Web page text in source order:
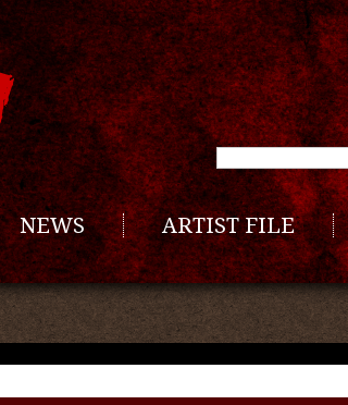
NEWS ARTIST FILE